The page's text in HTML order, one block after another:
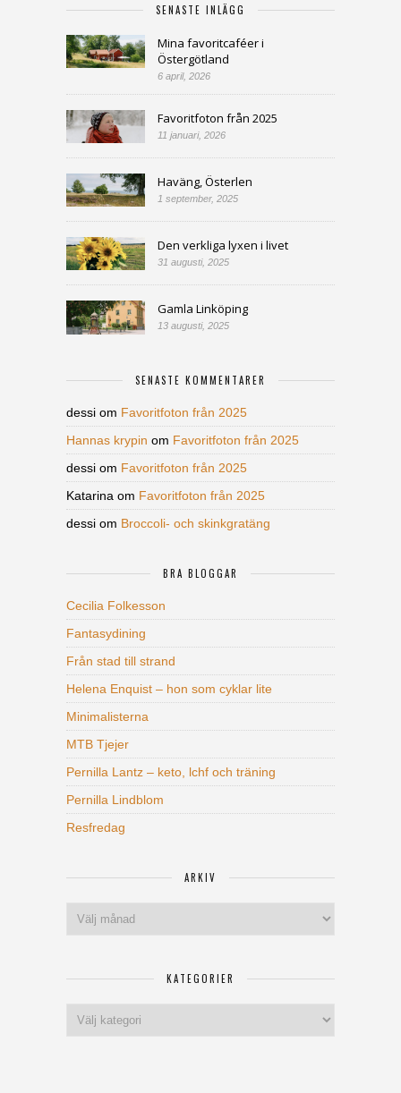
SENASTE INLÄGG
Mina favoritcaféer i
Östergötland
6 april, 2026
Favoritfoton från 2025
11 januari, 2026
Haväng, Österlen
1 september, 2025
Den verkliga lyxen i livet
31 augusti, 2025
Gamla Linköping
13 augusti, 2025
SENASTE KOMMENTARER
dessi om Favoritfoton från 2025
Hannas krypin om Favoritfoton från 2025
dessi om Favoritfoton från 2025
Katarina om Favoritfoton från 2025
dessi om Broccoli- och skinkgratäng
BRA BLOGGAR
Cecilia Folkesson
Fantasydining
Från stad till strand
Helena Enquist – hon som cyklar lite
Minimalisterna
MTB Tjejer
Pernilla Lantz – keto, lchf och träning
Pernilla Lindblom
Resfredag
ARKIV
KATEGORIER